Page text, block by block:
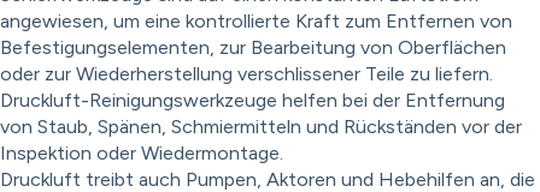
angewiesen, um eine kontrollierte Kraft zum Entfernen von
Befestigungselementen, zur Bearbeitung von Oberflächen
oder zur Wiederherstellung verschlissener Teile zu liefern.
Druckluft-Reinigungswerkzeuge helfen bei der Entfernung
von Staub, Spänen, Schmiermitteln und Rückständen vor der
Inspektion oder Wiedermontage.
Druckluft treibt auch Pumpen, Aktoren und Hebehilfen an, die